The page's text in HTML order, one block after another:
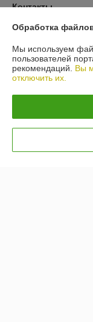
Контакты
Доставка и оплата
График работы
Политика
Обработка
Мы используем
пользователей
рекомендаций. Вы
отключить их.